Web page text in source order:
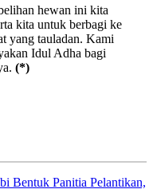
hewan ini kita
kita untuk berbagi ke
yang tauladan. Kami
Idul Adha bagi
(*)
Bentuk Panitia Pelantikan,